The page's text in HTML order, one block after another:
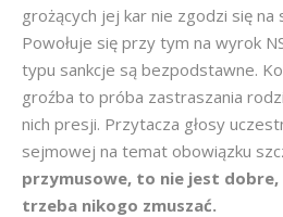
grożących jej kar nie zgodzi się na
Powołuje się przy tym na wyrok
typu sankcje są bezpodstawne.
groźba to próba zastraszania
nich presji. Przytacza głosy
sejmowej na temat obowiązku
przymusowe, to nie jest
trzeba nikogo zmuszać.